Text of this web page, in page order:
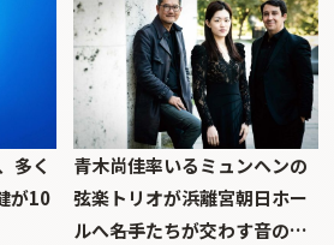
多く
が10
青木尚佳率いるミュンヘンの
弦楽トリオが浜離宮朝日ホー
ルへ――名手たちが交わす音の…